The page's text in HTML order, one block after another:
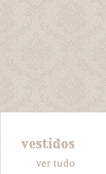
vestidos
ver tudo